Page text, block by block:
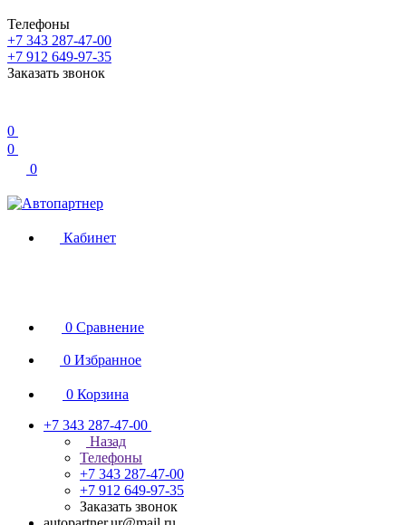
Телефоны
+7 343 287-47-00
+7 912 649-97-35
Заказать звонок
0
0
0
Кабинет
0 Сравнение
0 Избранное
0 Корзина
+7 343 287-47-00
Назад
Телефоны
+7 343 287-47-00
+7 912 649-97-35
Заказать звонок